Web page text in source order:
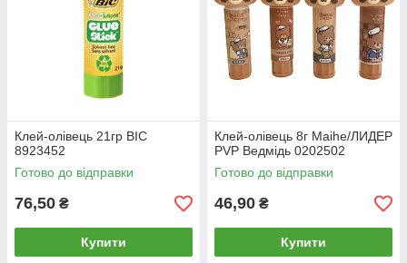
Клей-олівець 21гр BIC
8923452
Готово до відправки
76,50 ₴
Купити
Клей-олівець 8г Maihe/ЛИДЕР
PVP Ведмідь 0202502
Готово до відправки
46,90 ₴
Купити